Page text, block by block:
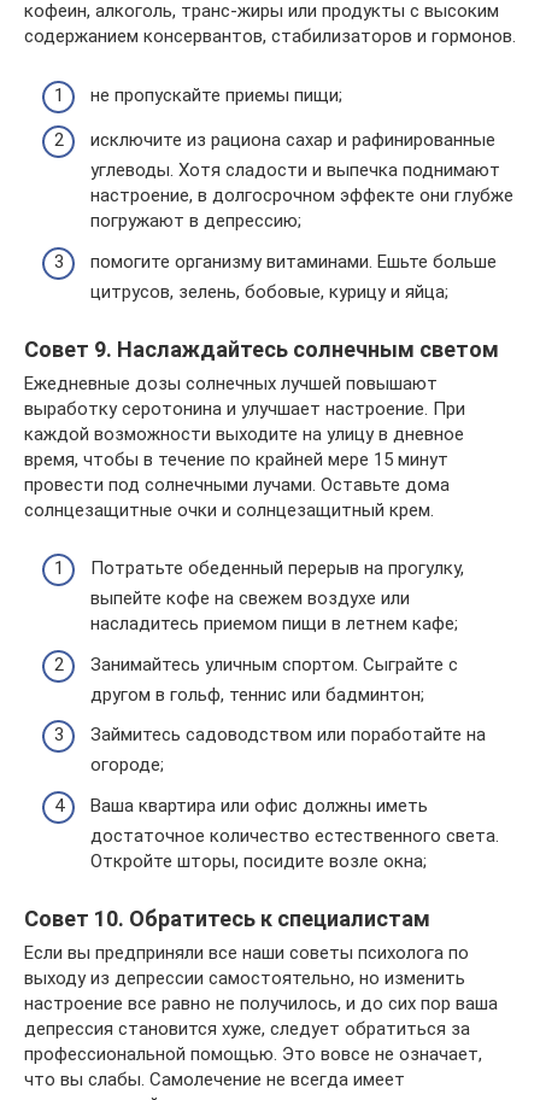
кофеин, алкоголь, транс-жиры или продукты с высоким
содержанием консервантов, стабилизаторов и гормонов.
не пропускайте приемы пищи;
исключите из рациона сахар и рафинированные
углеводы. Хотя сладости и выпечка поднимают
настроение, в долгосрочном эффекте они глубже
погружают в депрессию;
помогите организму витаминами. Ешьте больше
цитрусов, зелень, бобовые, курицу и яйца;
Совет 9. Наслаждайтесь солнечным светом
Ежедневные дозы солнечных лучшей повышают
выработку серотонина и улучшает настроение. При
каждой возможности выходите на улицу в дневное
время, чтобы в течение по крайней мере 15 минут
провести под солнечными лучами. Оставьте дома
солнцезащитные очки и солнцезащитный крем.
Потратьте обеденный перерыв на прогулку,
выпейте кофе на свежем воздухе или
насладитесь приемом пищи в летнем кафе;
Занимайтесь уличным спортом. Сыграйте с
другом в гольф, теннис или бадминтон;
Займитесь садоводством или поработайте на
огороде;
Ваша квартира или офис должны иметь
достаточное количество естественного света.
Откройте шторы, посидите возле окна;
Совет 10. Обратитесь к специалистам
Если вы предприняли все наши советы психолога по
выходу из депрессии самостоятельно, но изменить
настроение все равно не получилось, и до сих пор ваша
депрессия становится хуже, следует обратиться за
профессиональной помощью. Это вовсе не означает,
что вы слабы. Самолечение не всегда имеет